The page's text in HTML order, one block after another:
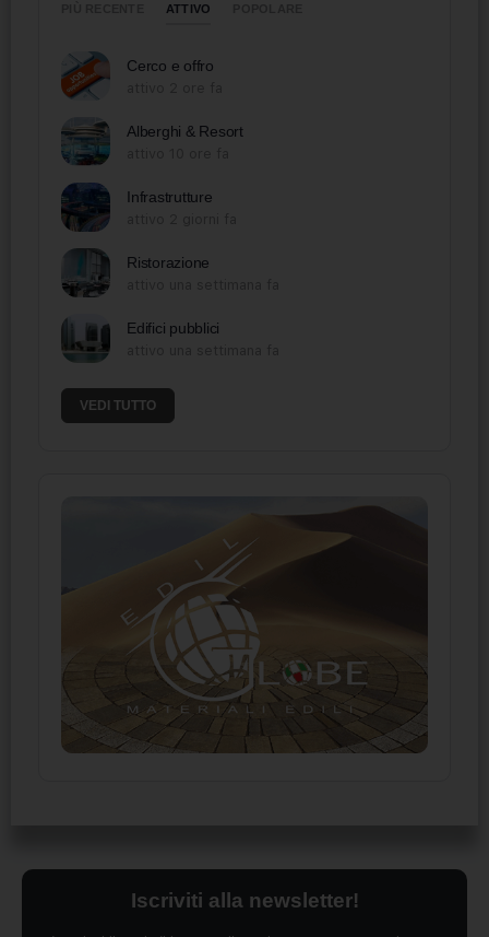
ATTIVO
Cerco e offro
Alberghi & Resort
Infrastrutture
Ristorazione
Edifici pubblici
VEDI TUTTO
Iscriviti alla newsletter!